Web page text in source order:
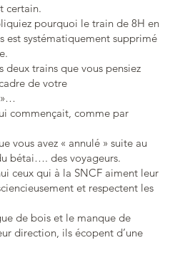
certain.
pourquoi le train de 8H en
est systématiquement supprimé
deux trains que vous pensiez
de votre
commençait, comme par
vous avez « annulé » suite au
bétai…. des voyageurs.
ceux qui à la SNCF aiment leur
et respectent les
de bois et le manque de
direction, ils écopent d’une